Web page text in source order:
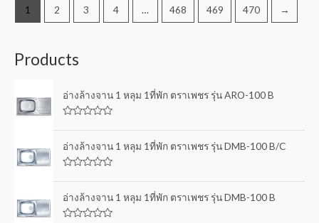
1 2 3 4 … 468 469 470 →
Products
อ่างล้างจาน 1 หลุม 1ที่พัก ตราเพชร รุ่น ARO-100 B
t
e
d
t
o
f
อ่างล้างจาน 1 หลุม 1ที่พัก ตราเพชร รุ่น DMB-100 B/C
t
e
d
อ่างล้างจาน 1 หลุม 1ที่พัก ตราเพชร รุ่น DMB-100 B